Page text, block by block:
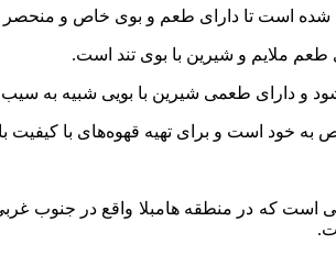
شده است تا دارای طعم و بوی خاص و منحصر
ملایم و شیرین با بوی تند است.
و دارای طعمی شیرین با بویی شبیه به
است و برای تهیه قهوه‌های با کیفیت
است که در منطقه هامبلا واقع در جنوب